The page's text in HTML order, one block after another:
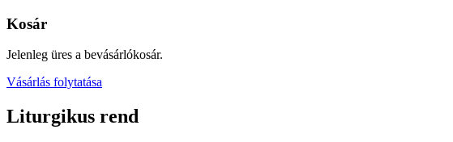
Kosár
Jelenleg üres a bevásárlókosár.
Vásárlás folytatása
Liturgikus rend